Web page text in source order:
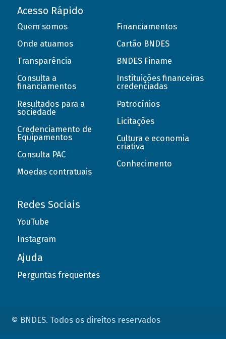
Acesso Rápido
Quem somos
Onde atuamos
Transparência
Consulta a
financiamentos
Resultados para a
sociedade
Credenciamento de
Equipamentos
Consulta PAC
Moedas contratuais
Financiamentos
Cartão BNDES
BNDES Finame
Instituições financeiras
credenciadas
Patrocínios
Licitações
Cultura e economia
criativa
Conhecimento
Redes Sociais
YouTube
Instagram
Ajuda
Perguntas frequentes
© BNDES. Todos os direitos reservados